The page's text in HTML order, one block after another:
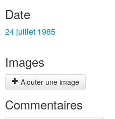
Date
24 juillet 1985
Images
Ajouter une image
Commentaires